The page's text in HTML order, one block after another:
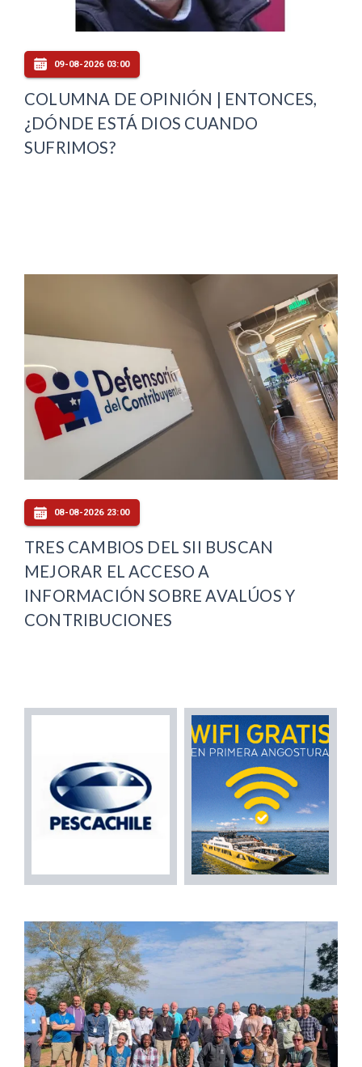
09-08-2026 03:00
COLUMNA DE OPINIÓN | ENTONCES,
¿DÓNDE ESTÁ DIOS CUANDO
SUFRIMOS?
08-08-2026 23:00
TRES CAMBIOS DEL SII BUSCAN
MEJORAR EL ACCESO A
INFORMACIÓN SOBRE AVALÚOS Y
CONTRIBUCIONES